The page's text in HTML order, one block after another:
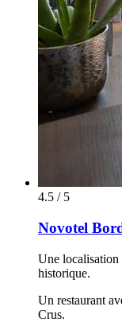
4.5 / 5
Novotel
Une localisation
historique.
Un restaurant
Crus.